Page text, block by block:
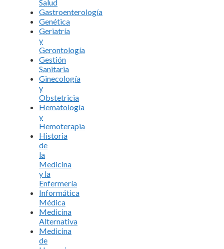
Salud
Gastroenterología
Genética
Geriatría
y
Gerontología
Gestión
Sanitaria
Ginecología
y
Obstetricia
Hematología
y
Hemoterapia
Historia
de
la
Medicina
y la
Enfermería
Informática
Médica
Medicina
Alternativa
Medicina
de